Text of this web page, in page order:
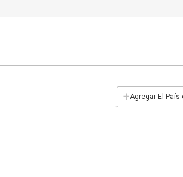
+Agregar El País